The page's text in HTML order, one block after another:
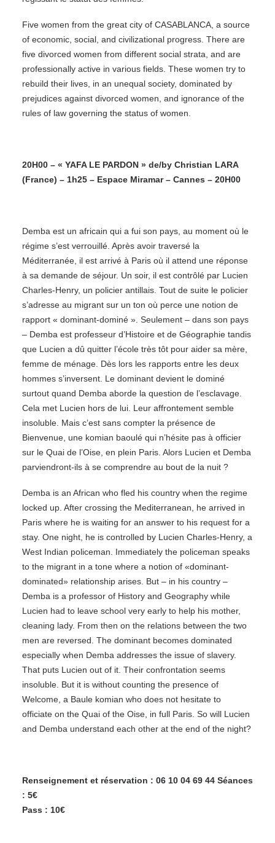
Five women from the great city of CASABLANCA, a source
of economic, social, and civilizational progress. There are
five divorced women from different social strata, and are
professionally active in various fields. These women try to
rebuild their lives, in an unequal society, dominated by
prejudices against divorced women, and ignorance of the
rules of law governing the status of women.
20H00 – « YAFA LE PARDON » de/by Christian LARA
(France) – 1h25 – Espace Miramar – Cannes – 20H00
Demba est un africain qui a fui son pays, au moment où le
régime s’est verrouillé. Après avoir traversé la
Méditerranée, il est arrivé à Paris où il attend une réponse
à sa demande de séjour. Un soir, il est contrôlé par Lucien
Charles-Henry, un policier antillais. Tout de suite le policier
s’adresse au migrant sur un ton où perce une notion de
rapport « dominant-dominé ». Seulement – dans son pays
– Demba est professeur d’Histoire et de Géographie tandis
que Lucien a dû quitter l’école très tôt pour aider sa mère,
femme de ménage. Dès lors les rapports entre les deux
hommes s’inversent. Le dominant devient le dominé
surtout quand Demba aborde la question de l’esclavage.
Cela met Lucien hors de lui. Leur affrontement semble
insoluble. Mais c’est sans compter la présence de
Bienvenue, une komian baoulé qui n’hésite pas à officier
sur le Quai de l’Oise, en plein Paris. Alors Lucien et Demba
parviendront-ils à se comprendre au bout de la nuit ?
Demba is an African who fled his country when the regime
locked up. After crossing the Mediterranean, he arrived in
Paris where he is waiting for an answer to his request for a
stay. One night, he is controlled by Lucien Charles-Henry, a
West Indian policeman. Immediately the policeman speaks
to the migrant in a tone where a notion of «dominant-
dominated» relationship arises. But – in his country –
Demba is a professor of History and Geography while
Lucien had to leave school very early to help his mother,
cleaning lady. From then on the relations between the two
men are reversed. The dominant becomes dominated
especially when Demba addresses the issue of slavery.
That puts Lucien out of it. Their confrontation seems
insoluble. But it is without counting the presence of
Welcome, a Baule komian who does not hesitate to
officiate on the Quai of the Oise, in full Paris. So will Lucien
and Demba understand each other at the end of the night?
Renseignement et réservation : 06 10 04 69 44 Séances
: 5€
Pass : 10€